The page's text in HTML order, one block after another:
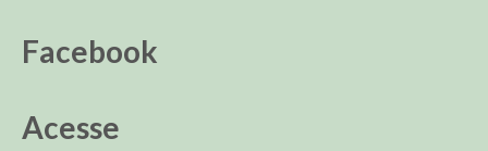
Facebook
Acesse